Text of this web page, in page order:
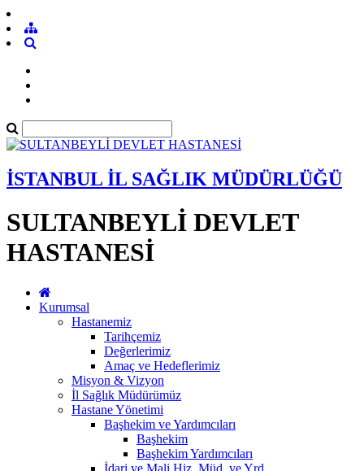
İSTANBUL İL SAĞLIK MÜDÜRLÜĞÜ
SULTANBEYLİ DEVLET
HASTANESİ
Kurumsal
Hastanemiz
Tarihçemiz
Değerlerimiz
Amaç ve Hedeflerimiz
Misyon & Vizyon
İl Sağlık Müdürümüz
Hastane Yönetimi
Başhekim ve Yardımcıları
Başhekim
Başhekim Yardımcıları
İdari ve Mali Hiz. Müd. ve Yrd.